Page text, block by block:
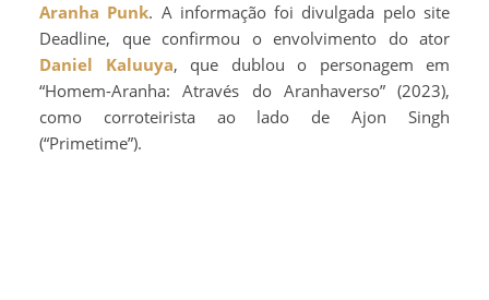
Aranha Punk. A informação foi divulgada pelo site
Deadline, que confirmou o envolvimento do ator
Daniel Kaluuya, que dublou o personagem em
“Homem-Aranha: Através do Aranhaverso” (2023),
como corroteirista ao lado de Ajon Singh
(“Primetime”).